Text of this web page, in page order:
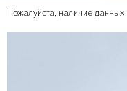
Пожалуйста, наличие данных